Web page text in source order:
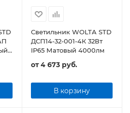
Светильник WOLTA STD
ДСП14-32-001-4К 32Вт
IP65 Матовый 4000лм
от4 673 руб.
В корзину